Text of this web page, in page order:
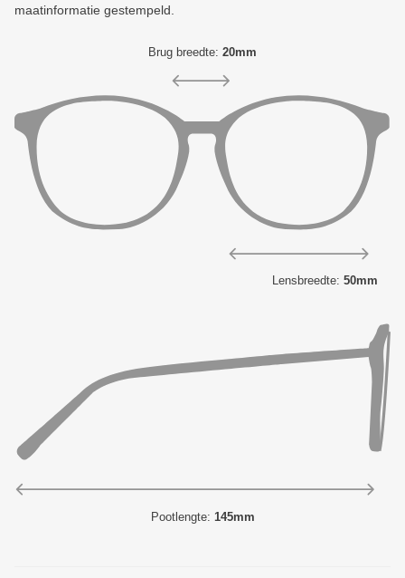
maatinformatie gestempeld.
Brug breedte: 20mm
Lensbreedte: 50mm
Pootlengte: 145mm